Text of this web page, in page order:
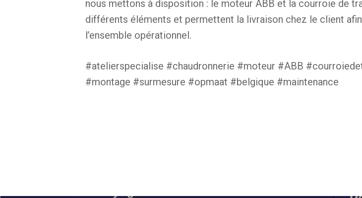
nous mettons à disposition : le moteur ABB et la courroie de
différents éléments et permettent la livraison chez le client
l’ensemble opérationnel.
#atelierspecialise #chaudronnerie #moteur #ABB
#montage #surmesure #opmaat #belgique #maintenance